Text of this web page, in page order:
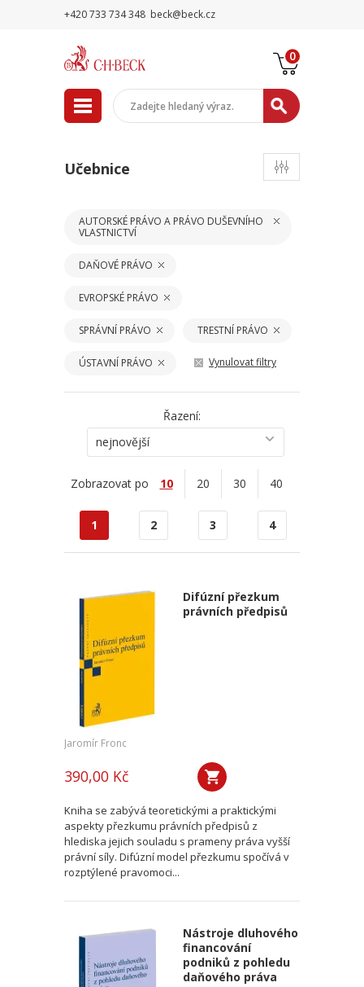
+420 733 734 348 beck@beck.cz
0
Učebnice
AUTORSKÉ PRÁVO A PRÁVO DUŠEVNÍHO
VLASTNICTVÍ
DAŇOVÉ PRÁVO
EVROPSKÉ PRÁVO
SPRÁVNÍ PRÁVO TRESTNÍ PRÁVO
ÚSTAVNÍ PRÁVO Vynulovat filtry
Řazení:
nejnovější
Zobrazovat po 10 20 30 40
1 2 3 4
Difúzní přezkum
právních předpisů
Jaromír Fronc
390,00 Kč
Kniha se zabývá teoretickými a praktickými
aspekty přezkumu právních předpisů z
hlediska jejich souladu s prameny práva vyšší
právní síly. Difúzní model přezkumu spočívá v
rozptýlené pravomoci...
Nástroje dluhového
financování
podniků z pohledu
daňového práva